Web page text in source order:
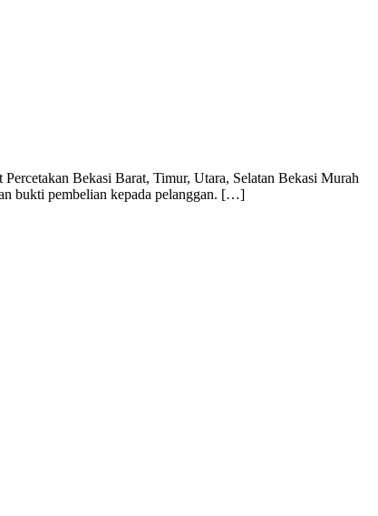
Bekasi Barat, Timur, Utara, Selatan Bekasi Murah
bukti pembelian kepada pelanggan. […]